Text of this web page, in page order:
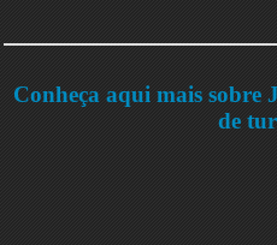
Conheça aqui mais sobre
de